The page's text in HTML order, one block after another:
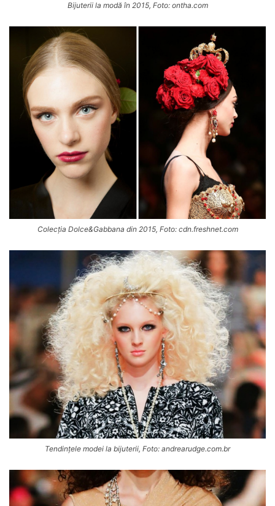
Bijuterii la modă în 2015, Foto: ontha.com
Colecția Dolce&Gabbana din 2015, Foto: cdn.freshnet.com
Tendințele modei la bijuterii, Foto: andrearudge.com.br